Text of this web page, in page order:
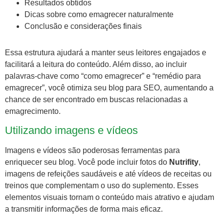
Resultados obtidos
Dicas sobre como emagrecer naturalmente
Conclusão e considerações finais
Essa estrutura ajudará a manter seus leitores engajados e
facilitará a leitura do conteúdo. Além disso, ao incluir
palavras-chave como “como emagrecer” e “remédio para
emagrecer”, você otimiza seu blog para SEO, aumentando a
chance de ser encontrado em buscas relacionadas a
emagrecimento.
Utilizando imagens e vídeos
Imagens e vídeos são poderosas ferramentas para
enriquecer seu blog. Você pode incluir fotos do Nutrifity,
imagens de refeições saudáveis e até vídeos de receitas ou
treinos que complementam o uso do suplemento. Esses
elementos visuais tornam o conteúdo mais atrativo e ajudam
a transmitir informações de forma mais eficaz.